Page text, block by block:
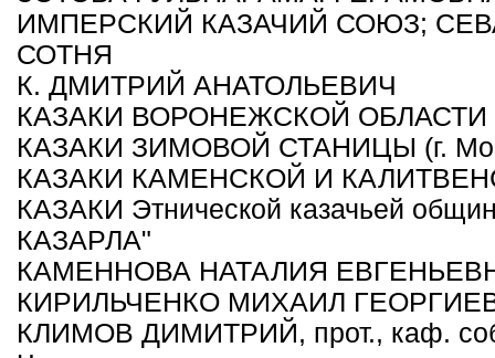
ИМПЕРСКИЙ КАЗАЧИЙ СОЮЗ;
СОТНЯ
К. ДМИТРИЙ АНАТОЛЬЕВИЧ
КАЗАКИ ВОРОНЕЖСКОЙ ОБЛАСТИ
КАЗАКИ ЗИМОВОЙ СТАНИЦЫ (г.
КАЗАКИ КАМЕНСКОЙ И
КАЗАКИ Этнической казачьей
КАЗАРЛА"
КАМЕННОВА НАТАЛИЯ
КИРИЛЬЧЕНКО МИХАИЛ
КЛИМОВ ДИМИТРИЙ, прот., каф.